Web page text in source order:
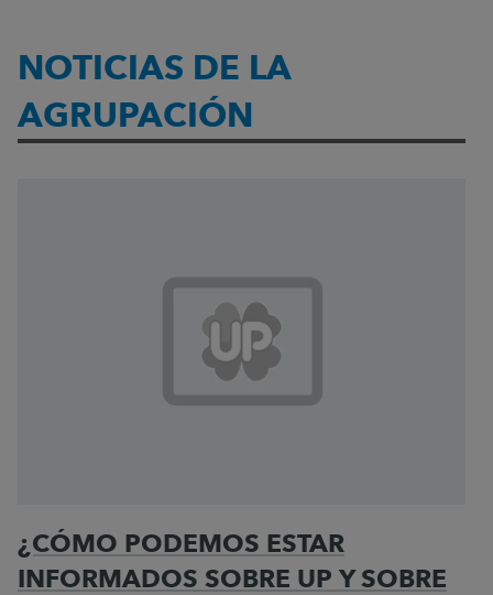
NOTICIAS DE LA
AGRUPACIÓN
Visualizando 9 resultados, página 1 de 1
¿CÓMO PODEMOS ESTAR
INFORMADOS SOBRE UP Y SOBRE